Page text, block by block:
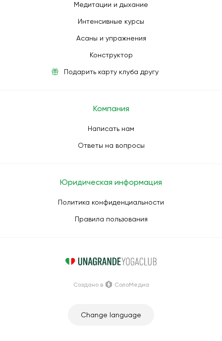
Медитации и дыхание
Интенсивные курсы
Асаны и упражнения
Конструктор
Подарить карту клуба другу
Компания
Написать нам
Ответы на вопросы
Юридическая информация
Политика конфиденциальности
Правила пользования
Change language
Создано в СолоМедиа